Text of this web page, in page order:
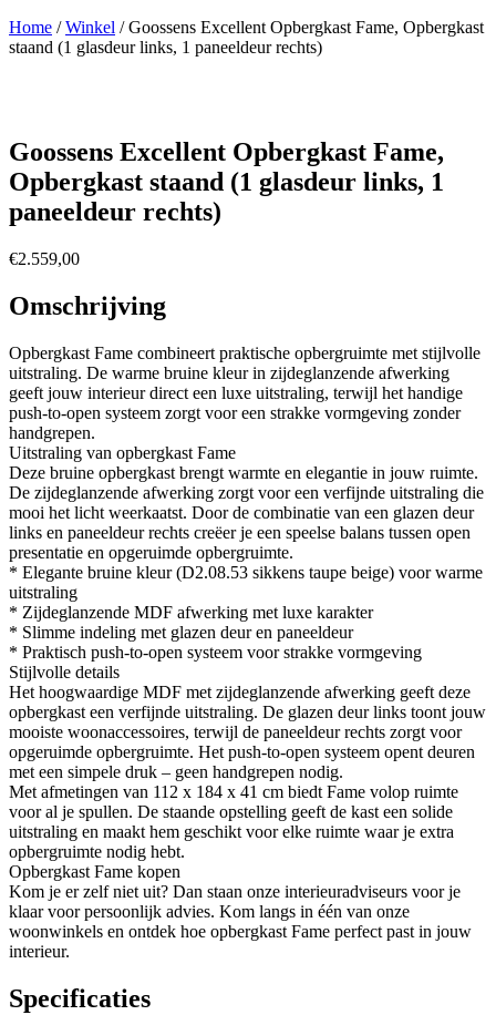
Home /Winkel /Goossens Excellent Opbergkast Fame, Opbergkast
staand (1 glasdeur links, 1 paneeldeur rechts)
Goossens Excellent Opbergkast Fame,
Opbergkast staand (1 glasdeur links, 1
paneeldeur rechts)
€2.559,00
Omschrijving
Opbergkast Fame combineert praktische opbergruimte met stijlvolle
uitstraling. De warme bruine kleur in zijdeglanzende afwerking
geeft jouw interieur direct een luxe uitstraling, terwijl het handige
push-to-open systeem zorgt voor een strakke vormgeving zonder
handgrepen.
Uitstraling van opbergkast Fame
Deze bruine opbergkast brengt warmte en elegantie in jouw ruimte.
De zijdeglanzende afwerking zorgt voor een verfijnde uitstraling die
mooi het licht weerkaatst. Door de combinatie van een glazen deur
links en paneeldeur rechts creëer je een speelse balans tussen open
presentatie en opgeruimde opbergruimte.
* Elegante bruine kleur (D2.08.53 sikkens taupe beige) voor warme
uitstraling
* Zijdeglanzende MDF afwerking met luxe karakter
* Slimme indeling met glazen deur en paneeldeur
* Praktisch push-to-open systeem voor strakke vormgeving
Stijlvolle details
Het hoogwaardige MDF met zijdeglanzende afwerking geeft deze
opbergkast een verfijnde uitstraling. De glazen deur links toont jouw
mooiste woonaccessoires, terwijl de paneeldeur rechts zorgt voor
opgeruimde opbergruimte. Het push-to-open systeem opent deuren
met een simpele druk – geen handgrepen nodig.
Met afmetingen van 112 x 184 x 41 cm biedt Fame volop ruimte
voor al je spullen. De staande opstelling geeft de kast een solide
uitstraling en maakt hem geschikt voor elke ruimte waar je extra
opbergruimte nodig hebt.
Opbergkast Fame kopen
Kom je er zelf niet uit? Dan staan onze interieuradviseurs voor je
klaar voor persoonlijk advies. Kom langs in één van onze
woonwinkels en ontdek hoe opbergkast Fame perfect past in jouw
interieur.
Specificaties